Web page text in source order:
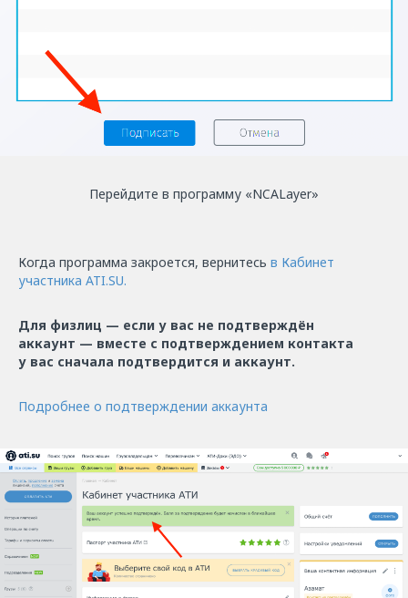
Перейдите в программу «NCАLayer»
Когда программа закроется, вернитесь в Кабинет
участника ATI.SU.
Для физлиц — если у вас не подтверждён
аккаунт — вместе с подтверждением контакта
у вас сначала подтвердится и аккаунт.
Подробнее о подтверждении аккаунта